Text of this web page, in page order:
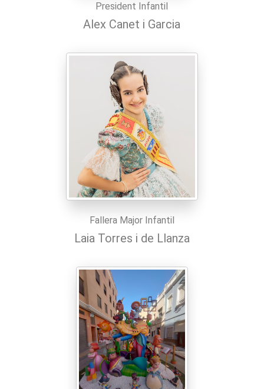
President Infantil
Alex Canet i Garcia
Fallera Major Infantil
Laia Torres i de Llanza